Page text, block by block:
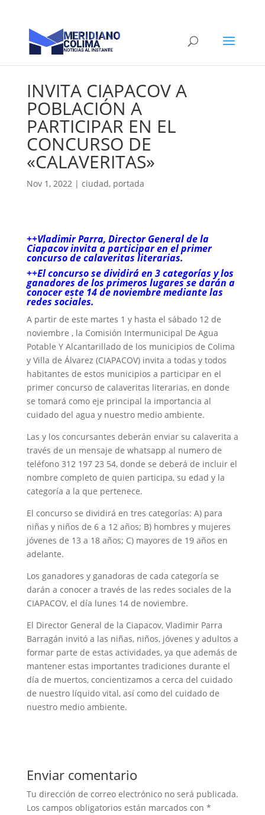
INVITA CIAPACOV A
POBLACIÓN A
PARTICIPAR EN EL
CONCURSO DE
«CALAVERITAS»
Nov 1, 2022| ciudad, portada
++Vladimir Parra, Director General de la
Ciapacov invita a participar en el primer
concurso de calaveritas literarias.
++El concurso se dividirá en 3 categorías y los
ganadores de los primeros lugares se darán a
conocer este 14 de noviembre mediante las
redes sociales.
A partir de este martes 1 y hasta el sábado 12 de
noviembre , la Comisión Intermunicipal De Agua
Potable Y Alcantarillado de los municipios de Colima
y Villa de Álvarez (CIAPACOV) invita a todas y todos
habitantes de estos municipios a participar en el
primer concurso de calaveritas literarias, en donde
se tomará como eje principal la importancia al
cuidado del agua y nuestro medio ambiente.
Las y los concursantes deberán enviar su calaverita a
través de un mensaje de whatsapp al numero de
teléfono 312 197 23 54, donde se deberá de incluir el
nombre completo de quien participa, su edad y la
categoría a la que pertenece.
El concurso se dividirá en tres categorías: A) para
niñas y niños de 6 a 12 años; B) hombres y mujeres
jóvenes de 13 a 18 años; C) mayores de 19 años en
adelante.
Los ganadores y ganadoras de cada categoría se
darán a conocer a través de las redes sociales de la
CIAPACOV, el día lunes 14 de noviembre.
El Director General de la Ciapacov, Vladimir Parra
Barragán invitó a las niñas, niños, jóvenes y adultos a
formar parte de estas actividades, ya que además de
mantener estas importantes tradiciones durante el
día de muertos, concientizamos a cerca del cuidado
de nuestro líquido vital, así como del cuidado de
nuestro medio ambiente.
Enviar comentario
Tu dirección de correo electrónico no será publicada.
Los campos obligatorios están marcados con *